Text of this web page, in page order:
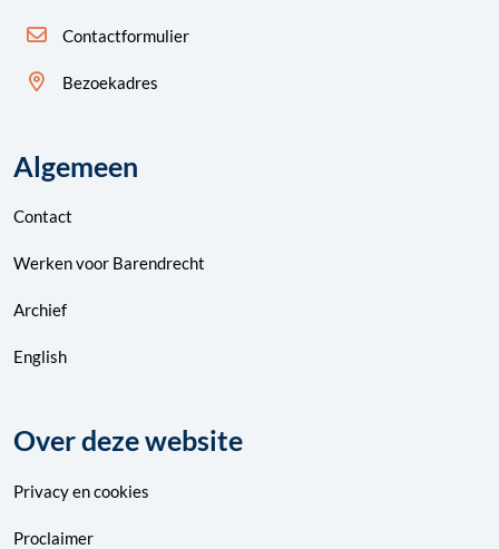
Contactformulier
Bezoekadres
Algemeen
Contact
Werken voor Barendrecht
Archief
English
Over deze website
Privacyencookies
Proclaimer